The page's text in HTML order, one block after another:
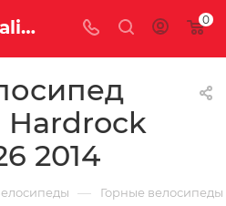
Купить Specialized Hardrock Sport Disc 26 2014 за рублей, а со скидкой 0
Hardrock
2014
— Горные велосипеды